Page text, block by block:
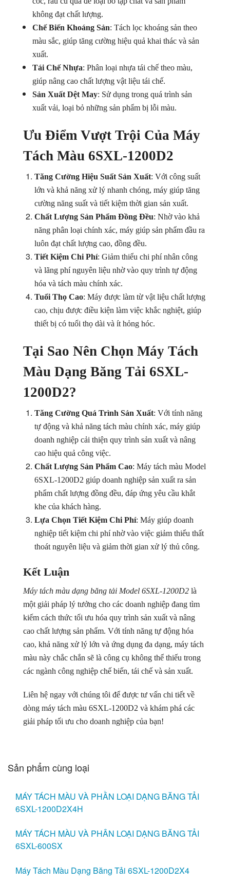
không đạt chất lượng.
Chế Biến Khoáng Sản: Tách lọc khoáng sản theo
màu sắc, giúp tăng cường hiệu quả khai thác và sản
xuất.
Tái Chế Nhựa: Phân loại nhựa tái chế theo màu,
giúp nâng cao chất lượng vật liệu tái chế.
Sản Xuất Dệt May: Sử dụng trong quá trình sản
xuất vải, loại bỏ những sản phẩm bị lỗi màu.
Ưu Điểm Vượt Trội Của Máy
Tách Màu 6SXL-1200D2
Tăng Cường Hiệu Suất Sản Xuất: Với công suất
lớn và khả năng xử lý nhanh chóng, máy giúp tăng
cường năng suất và tiết kiệm thời gian sản xuất.
Chất Lượng Sản Phẩm Đồng Đều: Nhờ vào khả
năng phân loại chính xác, máy giúp sản phẩm đầu ra
luôn đạt chất lượng cao, đồng đều.
Tiết Kiệm Chi Phí: Giảm thiểu chi phí nhân công
và lãng phí nguyên liệu nhờ vào quy trình tự động
hóa và tách màu chính xác.
Tuổi Thọ Cao: Máy được làm từ vật liệu chất lượng
cao, chịu được điều kiện làm việc khắc nghiệt, giúp
thiết bị có tuổi thọ dài và ít hỏng hóc.
Tại Sao Nên Chọn Máy Tách
Màu Dạng Băng Tải 6SXL-
1200D2?
Tăng Cường Quá Trình Sản Xuất: Với tính năng
tự động và khả năng tách màu chính xác, máy giúp
doanh nghiệp cải thiện quy trình sản xuất và nâng
cao hiệu quả công việc.
Chất Lượng Sản Phẩm Cao: Máy tách màu Model
6SXL-1200D2 giúp doanh nghiệp sản xuất ra sản
phẩm chất lượng đồng đều, đáp ứng yêu cầu khắt
khe của khách hàng.
Lựa Chọn Tiết Kiệm Chi Phí: Máy giúp doanh
nghiệp tiết kiệm chi phí nhờ vào việc giảm thiểu thất
thoát nguyên liệu và giảm thời gian xử lý thủ công.
Kết Luận
Máy tách màu dạng băng tải Model 6SXL-1200D2 là
một giải pháp lý tưởng cho các doanh nghiệp đang tìm
kiếm cách thức tối ưu hóa quy trình sản xuất và nâng
cao chất lượng sản phẩm. Với tính năng tự động hóa
cao, khả năng xử lý lớn và ứng dụng đa dạng, máy tách
màu này chắc chắn sẽ là công cụ không thể thiếu trong
các ngành công nghiệp chế biến, tái chế và sản xuất.
Liên hệ ngay với chúng tôi để được tư vấn chi tiết về
dòng máy tách màu 6SXL-1200D2 và khám phá các
giải pháp tối ưu cho doanh nghiệp của bạn!
Sản phẩm cùng loại
MÁY TÁCH MÀU VÀ PHẦN LOẠI DẠNG BĂNG TẢI
6SXL-1200D2X4H
MÁY TÁCH MÀU VÀ PHÂN LOẠI DẠNG BĂNG TẢI
6SXL-600SX
Máy Tách Màu Dạng Băng Tải 6SXL-1200D2X4